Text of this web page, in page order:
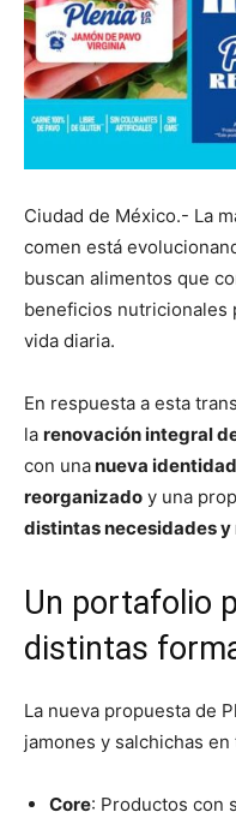
Ciudad de México.- La
comen está
buscan alimentos que
beneficios nutricionales
vida diaria.
En respuesta a esta
la renovación integral
con unanueva
reorganizado y una
distintas necesidades
Un portafolio
distintas
La nueva propuesta de
jamones y salchichas
Core: Productos con